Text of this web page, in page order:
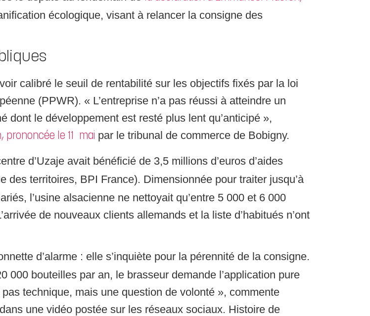
écologique, visant à relancer la consigne des
calibré le seuil de rentabilité sur les objectifs fixés par la loi
(PPWR). « L’entreprise n’a pas réussi à atteindre un
dont le développement est resté plus lent qu’anticipé »,
prononcée le 11 mai par le tribunal de commerce de Bobigny.
d’Uzaje avait bénéficié de 3,5 millions d’euros d’aides
des territoires, BPI France). Dimensionnée pour traiter jusqu’à
l’usine alsacienne ne nettoyait qu’entre 5 000 et 6 000
de nouveaux clients allemands et la liste d’habitués n’ont
d’alarme : elle s’inquiète pour la pérennité de la consigne.
000 bouteilles par an, le brasseur demande l’application pure
technique, mais une question de volonté », commente
une vidéo postée sur les réseaux sociaux. Histoire de